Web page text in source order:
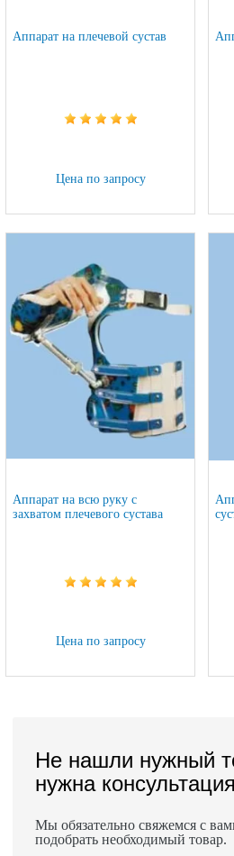
Аппарат на плечевой сустав
Цена по запросу
Аппарат на всю руку с
захватом плечевого сустава
Цена по запросу
Не нашли нужный
нужна
Мы обязательно свяжемся с
подобрать необходимый товар.